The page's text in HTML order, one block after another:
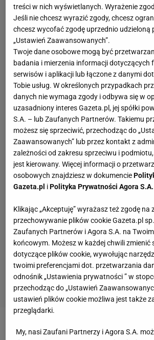
Jego pierwszym rywalem był
treści w nich wyświetlanych. Wyrażenie
Jeśli nie chcesz wyrazić zgody, chcesz
chcesz wycofać zgodę uprzednio udzieloną
„Ustawień Zaawansowanych”.
Twoje dane osobowe mogą być
badania i mierzenia informacji dotyczących
serwisów i aplikacji lub łączone z danymi
Tobie usług. W określonych przypadkach
danych nie wymaga zgody i odbywa się w
uzasadniony interes Gazeta.pl, jej spółki
S.A. – lub Zaufanych Partnerów. Takiemu
możesz się sprzeciwić, przechodząc do
Zaawansowanych” lub przez kontakt z
zależności od zakresu sprzeciwu i
jest kierowany. Więcej informacji o
osobowych znajdziesz w dokumencie
Gazeta.pl iPolityka Prywatności Agora S.A.
Klikając „Akceptuję” wyrażasz też zgodę na
przechowywanie plików cookie Gazeta.pl
Zaufanych Partnerów i Agora S.A. na
końcowym. Możesz w każdej chwili zmienić
dotyczące plików cookie, wywołując
twoimi preferencjami dot. przetwarzania
odnośnik „Ustawienia prywatności ” w
przechodząc do „Ustawień
ustawień plików cookie możliwa jest także
przeglądarki.
My, nasi Zaufani Partnerzy i Agora S.A.